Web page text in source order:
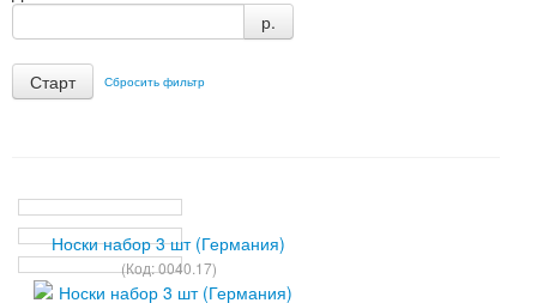
р.
Сбросить фильтр
Носки набор 3 шт (Германия)
(Код:0040.17)